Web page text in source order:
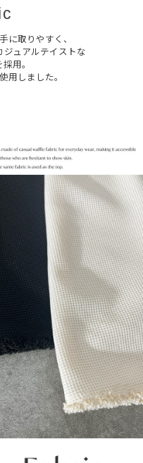
に取りやすく、
ジュアルテイストな
用。
用しました。